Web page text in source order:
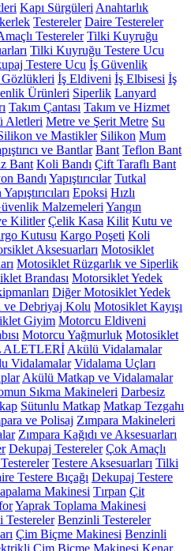
Kapı Sürgüleri Anahtarlık
Testereler Daire Testereler
Testereler Tilki Kuyruğu
Tilki Kuyruğu Testere Ucu
Testere Ucu İş Güvenlik
İş Eldiveni İş Elbisesi İş
Ürünleri Siperlik Lanyard
Takım Çantası Takım ve Hizmet
Aletleri Metre ve Şerit Metre Su
ve Mastikler Silikon Mum
ve Bantlar Bant Teflon Bant
Bant Koli Bandı Çift Taraflı Bant
Bandı Yapıştırıcılar Tutkal
Epoksi Hızlı
Malzemeleri Yangın
Kilitler Çelik Kasa Kilit Kutu ve
Kutusu Kargo Poşeti Koli
Aksesuarları Motosiklet
Motosiklet Rüzgarlık ve Siperlik
Brandası Motorsiklet Yedek
Diğer Motosiklet Yedek
ve Debriyaj Kolu Motosiklet Kayışı
Giyim Motorcu Eldiveni
Motorcu Yağmurluk Motosiklet
ALETLERİ Akülü Vidalamalar
Vidalamalar Vidalama Uçları
Akülü Matkap ve Vidalamalar
Sıkma Makineleri Darbesiz
Sütunlu Matkap Matkap Tezgahı
ve Polisaj Zımpara Makineleri
Zımpara Kağıdı ve Aksesuarları
Dekupaj Testereler Çok Amaçlı
Testere Aksesuarları Tilki
Testere Bıçağı Dekupaj Testere
Makinesi Tırpan Çit
Yaprak Toplama Makinesi
Testereler Benzinli Testereler
Çim Biçme Makinesi Benzinli
Çim Biçme Makinesi Kenar